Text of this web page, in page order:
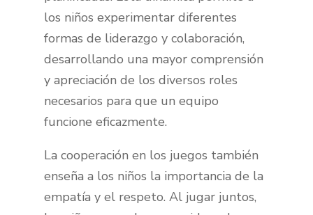
los niños experimentar diferentes
formas de liderazgo y colaboración,
desarrollando una mayor comprensión
y apreciación de los diversos roles
necesarios para que un equipo
funcione eficazmente.
La cooperación en los juegos también
enseña a los niños la importancia de la
empatía y el respeto. Al jugar juntos,